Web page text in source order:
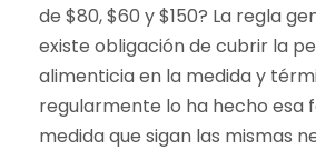
de $80, $60 y $150? La regla
existe obligación de cubrir la
alimenticia en la medida y
regularmente lo ha hecho esa
medida que sigan las mismas